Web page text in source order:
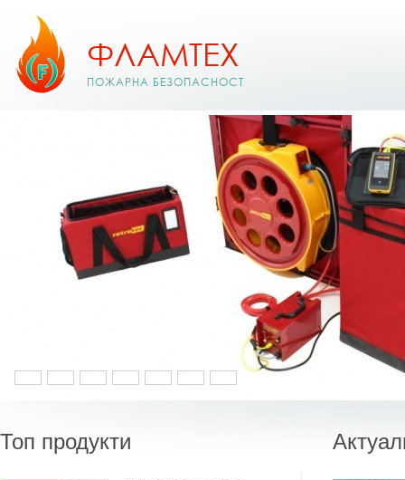
Топ продукти
ФЛАМТЕХ
ПОЖАРНА БЕЗОПАСНОСТ